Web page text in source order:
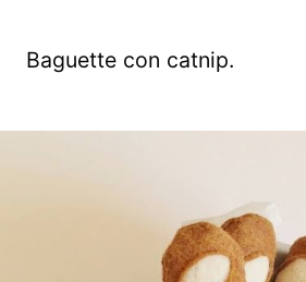
Baguette con catnip.